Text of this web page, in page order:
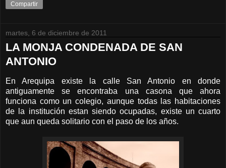
Compartir
martes, 6 de diciembre de 2011
LA MONJA CONDENADA DE SAN
ANTONIO
En Arequipa existe la calle San Antonio en donde
antiguamente se encontraba una casona que ahora
funciona como un colegio, aunque todas las habitaciones
de la institución estan siendo ocupadas, existe un cuarto
que aun queda solitario con el paso de los años.